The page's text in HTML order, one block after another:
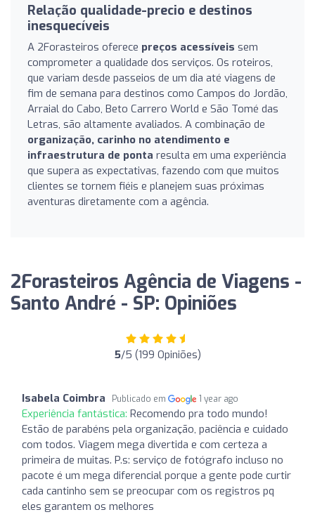
Relação qualidade-precio e destinos
inesquecíveis
A 2Forasteiros oferece preços acessíveis sem
comprometer a qualidade dos serviços. Os roteiros,
que variam desde passeios de um dia até viagens de
fim de semana para destinos como Campos do Jordão,
Arraial do Cabo, Beto Carrero World e São Tomé das
Letras, são altamente avaliados. A combinação de
organização, carinho no atendimento e
infraestrutura de ponta resulta em uma experiência
que supera as expectativas, fazendo com que muitos
clientes se tornem fiéis e planejem suas próximas
aventuras diretamente com a agência.
2Forasteiros Agência de Viagens -
Santo André - SP: Opiniões
5/5 (199 Opiniões)
Isabela Coimbra Publicado em 1 year ago
Experiência fantástica: Recomendo pra todo mundo!
Estão de parabéns pela organização, paciência e cuidado
com todos. Viagem mega divertida e com certeza a
primeira de muitas. P.s: serviço de fotógrafo incluso no
pacote é um mega diferencial porque a gente pode curtir
cada cantinho sem se preocupar com os registros pq
eles garantem os melhores